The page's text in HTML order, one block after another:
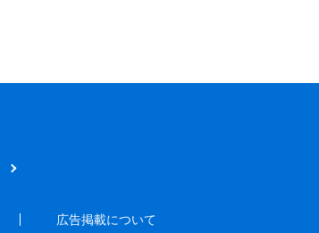
広告掲載について